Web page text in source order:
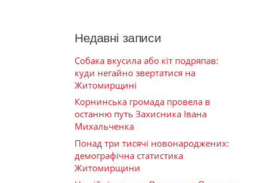
Недавні записи
Собака вкусила або кіт подряпав:
куди негайно звертатися на
Житомирщині
Корнинська громада провела в
останню путь Захисника Івана
Михальченка
Понад три тисячі новонароджених:
демографічна статистика
Житомирщини